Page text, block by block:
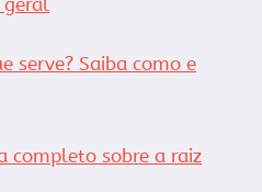
serve? Saiba como e
completo sobre a raiz